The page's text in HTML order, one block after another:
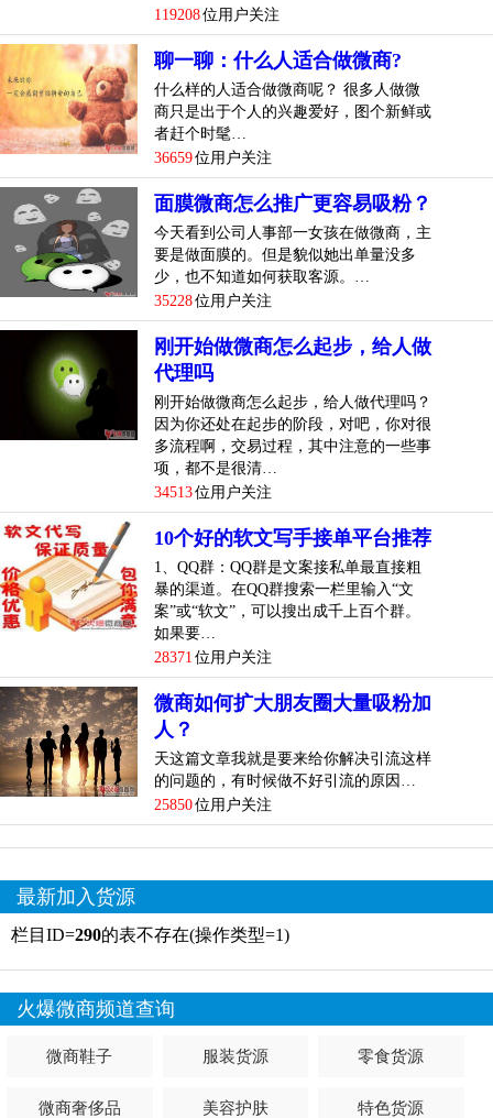
119208位用户关注
聊一聊：什么人适合做微商?
什么样的人适合做微商呢？ 很多人做微
商只是出于个人的兴趣爱好，图个新鲜或
者赶个时髦…
36659位用户关注
面膜微商怎么推广更容易吸粉？
今天看到公司人事部一女孩在做微商，主
要是做面膜的。但是貌似她出单量没多
少，也不知道如何获取客源。…
35228位用户关注
刚开始做微商怎么起步，给人做
代理吗
刚开始做微商怎么起步，给人做代理吗？
因为你还处在起步的阶段，对吧，你对很
多流程啊，交易过程，其中注意的一些事
项，都不是很清…
34513位用户关注
10个好的软文写手接单平台推荐
1、QQ群：QQ群是文案接私单最直接粗
暴的渠道。在QQ群搜索一栏里输入“文
案”或“软文”，可以搜出成千上百个群。
如果要…
28371 位用户关注
微商如何扩大朋友圈大量吸粉加
人？
天这篇文章我就是要来给你解决引流这样
的问题的，有时候做不好引流的原因…
25850位用户关注
最新加入货源
栏目ID=290的表不存在(操作类型=1)
火爆微商频道查询
微商鞋子 服装货源 零食货源
微商奢侈品 美容护肤 特色货源